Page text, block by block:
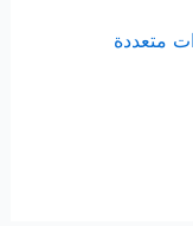
متعددة